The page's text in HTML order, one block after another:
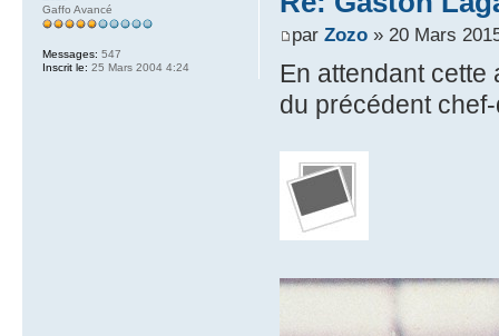
par Zozo» 20 Mars
En attendant
du précédent
Gaffo Avancé
Messages: 547
Inscrit le: 25 Mars 2004 4:24